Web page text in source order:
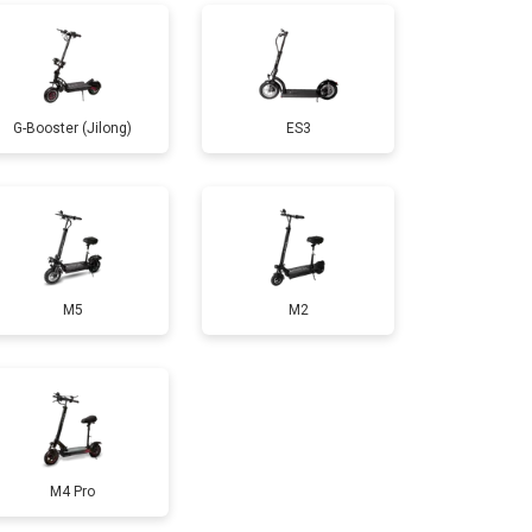
1100 ₽ Заказать
2500 ₽ Заказать
1800 ₽ Заказать
1000 ₽ Заказать
1550 ₽
1200 ₽
G-Booster (Jilong) ES3
M5 M2
M4 Pro